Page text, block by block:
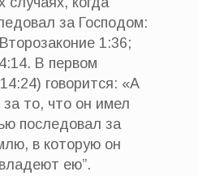
за Господом:
1:36;
В первом
говорится: «А
то, что он имел
последовал за
в которую он
ею”.